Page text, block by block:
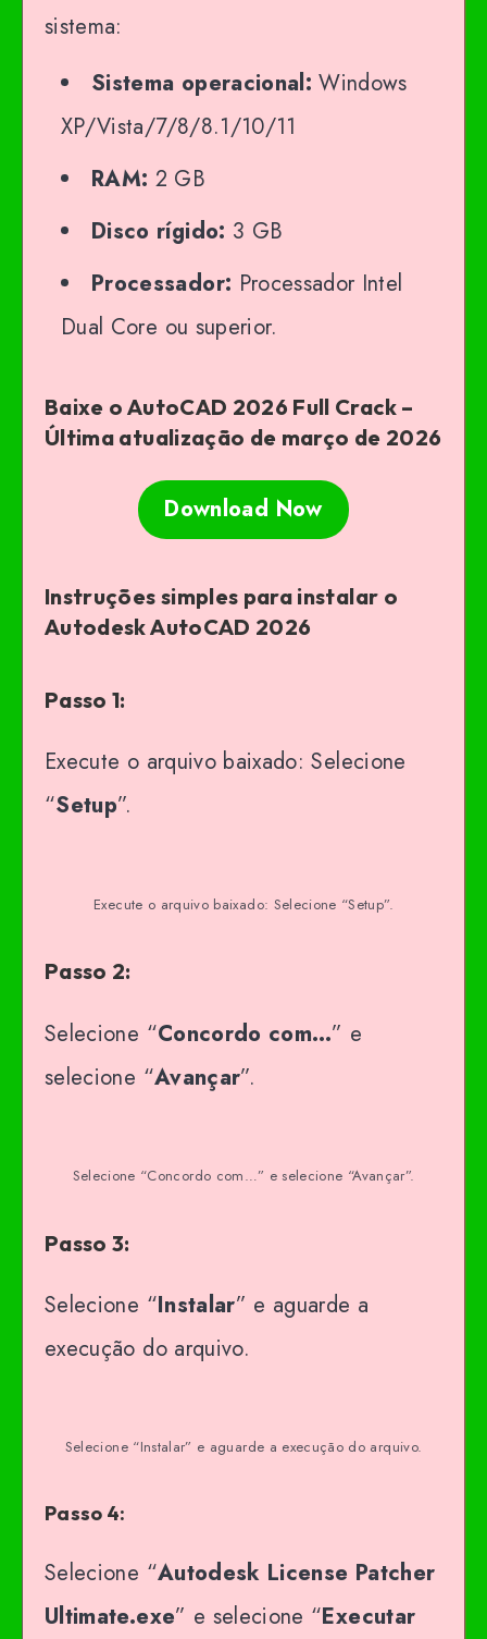
sistema:
Sistema operacional: Windows
XP/Vista/7/8/8.1/10/11
RAM: 2 GB
Disco rígido: 3 GB
Processador: Processador Intel
Dual Core ou superior.
Baixe o AutoCAD 2026 Full Crack –
Última atualização de março de 2026
Download Now
Instruções simples para instalar o
Autodesk AutoCAD 2026
Passo 1:
Execute o arquivo baixado: Selecione
“Setup”.
Execute o arquivo baixado: Selecione “Setup”.
Passo 2:
Selecione “Concordo com…” e
selecione “Avançar”.
Selecione “Concordo com…” e selecione “Avançar”.
Passo 3:
Selecione “Instalar” e aguarde a
execução do arquivo.
Selecione “Instalar” e aguarde a execução do arquivo.
Passo 4:
Selecione “Autodesk License Patcher
Ultimate.exe” e selecione “Executar